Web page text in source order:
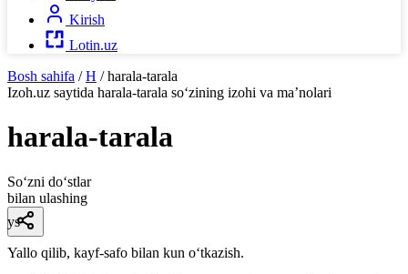
Kirish
Lotin.uz
Bosh sahifa / H / harala-tarala
Izoh.uz saytida harala-tarala so‘zining izohi va ma’nolari
harala-tarala
So‘zni do‘stlar
bilan ulashing
ys
Yallo qilib, kayf-safo bilan kun oʻtkazish.